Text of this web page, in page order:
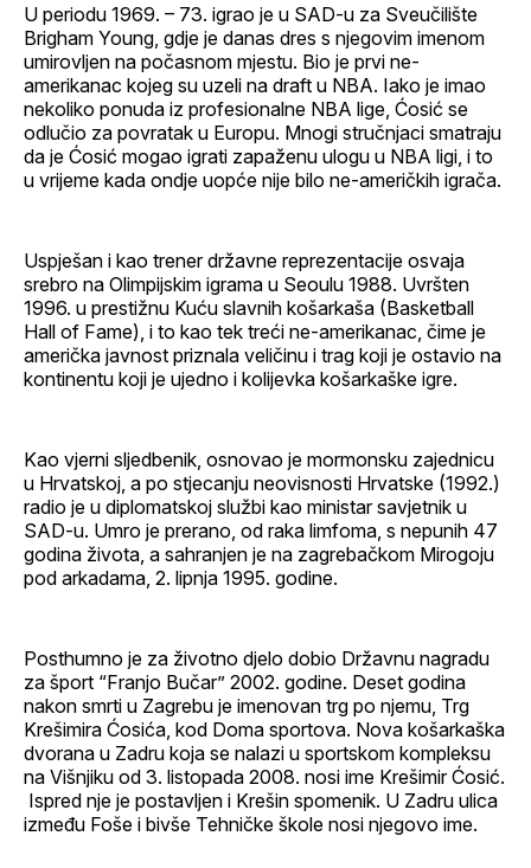
U periodu 1969. – 73. igrao je u SAD-u za Sveučilište
Brigham Young, gdje je danas dres s njegovim imenom
umirovljen na počasnom mjestu. Bio je prvi ne-
amerikanac kojeg su uzeli na draft u NBA. Iako je imao
nekoliko ponuda iz profesionalne NBA lige, Ćosić se
odlučio za povratak u Europu. Mnogi stručnjaci smatraju
da je Ćosić mogao igrati zapaženu ulogu u NBA ligi, i to
u vrijeme kada ondje uopće nije bilo ne-američkih igrača.
Uspješan i kao trener državne reprezentacije osvaja
srebro na Olimpijskim igrama u Seoulu 1988. Uvršten
1996. u prestižnu Kuću slavnih košarkaša (Basketball
Hall of Fame), i to kao tek treći ne-amerikanac, čime je
američka javnost priznala veličinu i trag koji je ostavio na
kontinentu koji je ujedno i kolijevka košarkaške igre.
Kao vjerni sljedbenik, osnovao je mormonsku zajednicu
u Hrvatskoj, a po stjecanju neovisnosti Hrvatske (1992.)
radio je u diplomatskoj službi kao ministar savjetnik u
SAD-u. Umro je prerano, od raka limfoma, s nepunih 47
godina života, a sahranjen je na zagrebačkom Mirogoju
pod arkadama, 2. lipnja 1995. godine.
Posthumno je za životno djelo dobio Državnu nagradu
za šport “Franjo Bučar” 2002. godine. Deset godina
nakon smrti u Zagrebu je imenovan trg po njemu, Trg
Krešimira Ćosića, kod Doma sportova. Nova košarkaška
dvorana u Zadru koja se nalazi u sportskom kompleksu
na Višnjiku od 3. listopada 2008. nosi ime Krešimir Ćosić.
Ispred nje je postavljen i Krešin spomenik. U Zadru ulica
između Foše i bivše Tehničke škole nosi njegovo ime.